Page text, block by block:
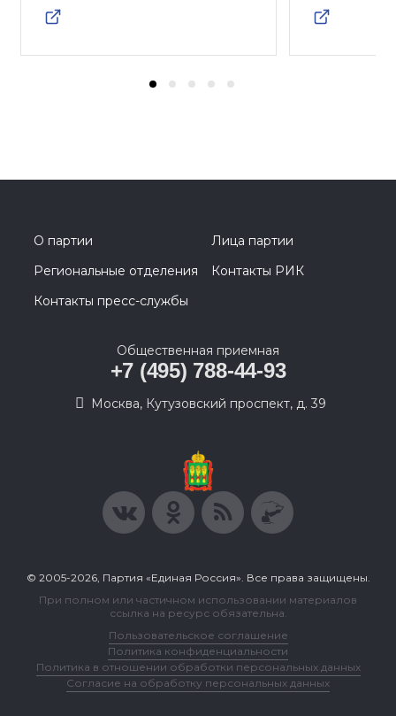
О партии
Лица партии
Региональные отделения
Контакты РИК
Контакты пресс-службы
Общественная приемная
+7 (495) 788-44-93
Москва, Кутузовский проспект, д. 39
© 2005-2026, Партия «Единая Россия». Все права защищены.
При полном или частичном использовании материалов
ссылка на ресурс обязательна.
Пользовательское соглашение
Политика конфиденциальности
Политика в отношении обработки персональных данных
Согласие на обработку персональных данных